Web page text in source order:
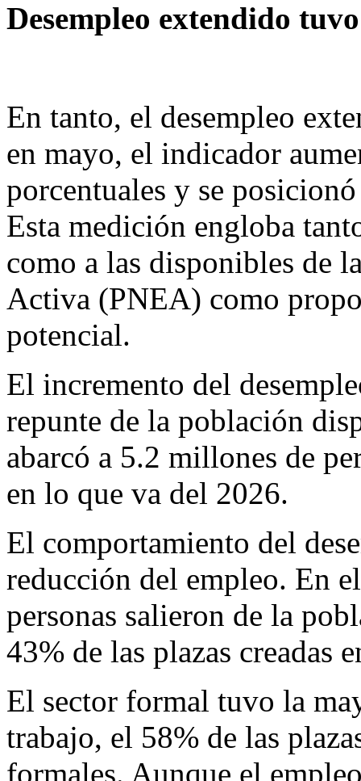
Desempleo extendido
En tanto, el desempleo
en mayo, el indicador
porcentuales y se
Esta medición engloba
como a las disponibles de
Activa (PNEA) como
potencial.
El incremento del
repunte de la población
abarcó a 5.2 millones de
en lo que va del 2026.
El comportamiento del
reducción del empleo. En
personas salieron de la
43% de las plazas creadas
El sector formal tuvo la
trabajo, el 58% de las
formales. Aunque el